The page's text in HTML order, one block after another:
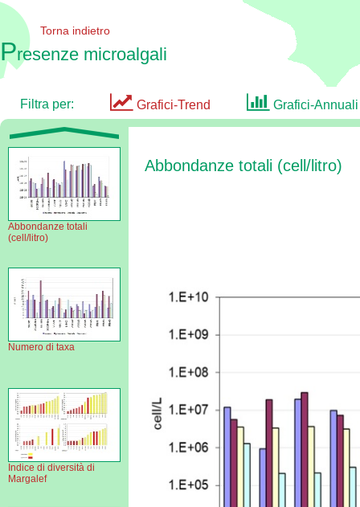
Torna indietro
Presenze microalgali
Filtra per: Grafici-Trend Grafici-Annuali
Abbondanze totali
(cell/litro)
Numero di taxa
Indice di diversità di
Margalef
Scarica
Abbondanze totali (cell/litro)